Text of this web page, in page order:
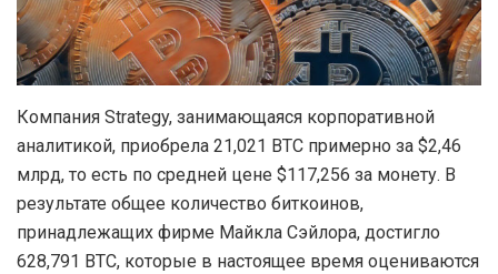
Компания Strategy, занимающаяся корпоративной
аналитикой, приобрела 21,021 BTC примерно за $2,46
млрд, то есть по средней цене $117,256 за монету. В
результате общее количество биткоинов,
принадлежащих фирме Майкла Сэйлора, достигло
628,791 BTC, которые в настоящее время оцениваются